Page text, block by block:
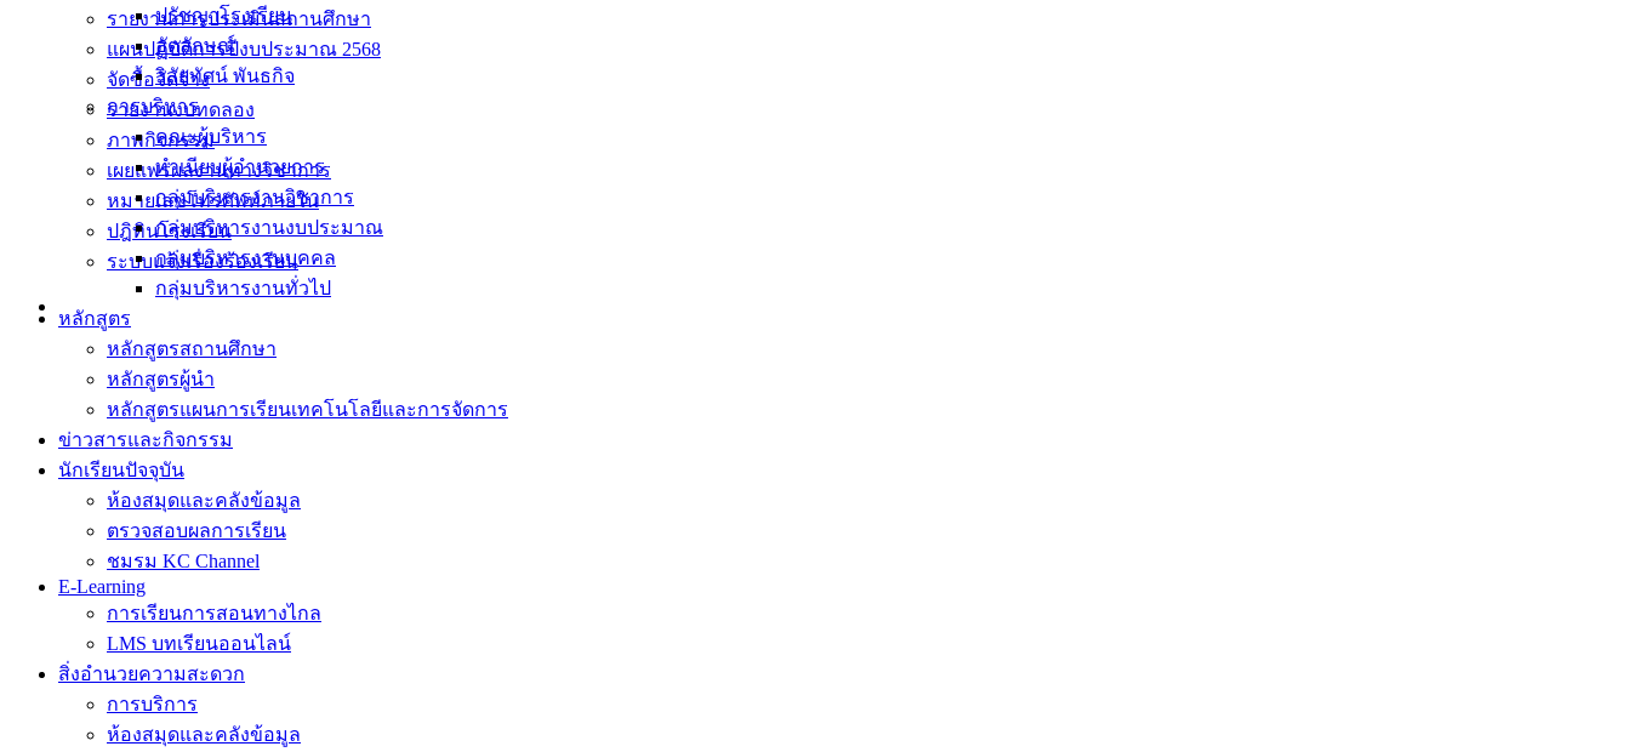
รายงานการประเมินสถานศึกษา
แผนปฏิบัติการปีงบประมาณ 2568
จัดซื้อจัดจ้าง
รายงานงบทดลอง
ภาพกิจกรรม
เผยแพร่ผลงานทางวิชาการ
หมายเลขโทรศัพท์ภายใน
ปฎิทินโรงเรียน
ระบบแจ้งเรื่องร้องเรียน
ปรัชญาโรงเรียน
อัตลักษณ์
วิสัยทัศน์ พันธกิจ
การบริหาร
คณะผู้บริหาร
ทำเนียบผู้อำนวยการ
กลุ่มบริหารงานวิชาการ
กลุ่มบริหารงานงบประมาณ
กลุ่มบริหารงานบุคคล
กลุ่มบริหารงานทั่วไป
หลักสูตร
หลักสูตรสถานศึกษา
หลักสูตรผู้นำ
หลักสูตรแผนการเรียนเทคโนโลยีและการจัดการ
ข่าวสารและกิจกรรม
นักเรียนปัจจุบัน
ห้องสมุดและคลังข้อมูล
ตรวจสอบผลการเรียน
ชมรม KC Channel
E-Learning
การเรียนการสอนทางไกล
LMS บทเรียนออนไลน์
สิ่งอำนวยความสะดวก
การบริการ
ห้องสมุดและคลังข้อมูล